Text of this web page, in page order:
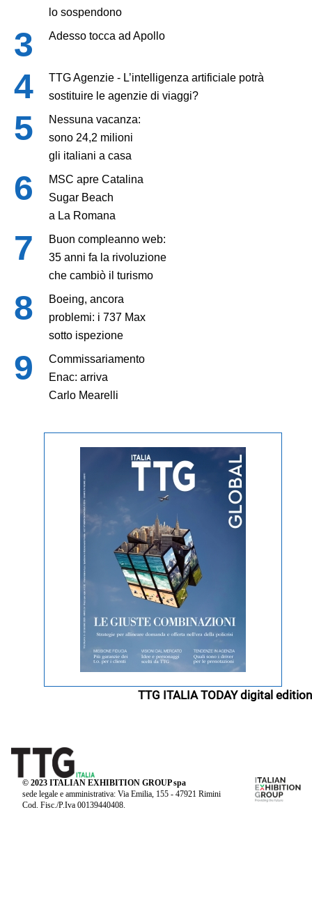
lo sospendono
Adesso tocca ad Apollo
TTG Agenzie - L’intelligenza artificiale potrà
sostituire le agenzie di viaggi?
Nessuna vacanza:
sono 24,2 milioni
gli italiani a casa
MSC apre Catalina
Sugar Beach
a La Romana
Buon compleanno web:
35 anni fa la rivoluzione
che cambiò il turismo
Boeing, ancora
problemi: i 737 Max
sotto ispezione
Commissariamento
Enac: arriva
Carlo Mearelli
TTG ITALIA TODAY digital edition
© 2023 ITALIAN EXHIBITION GROUP spa
sede legale e amministrativa: Via Emilia, 155 - 47921 Rimini
Cod. Fisc./P.Iva 00139440408.